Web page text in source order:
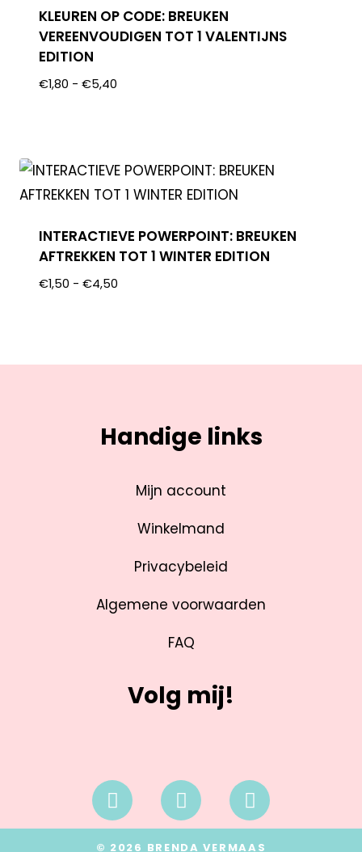
KLEUREN OP CODE: BREUKEN
VEREENVOUDIGEN TOT 1 VALENTIJNS
EDITION
€1,80 - €5,40
INTERACTIEVE POWERPOINT: BREUKEN
AFTREKKEN TOT 1 WINTER EDITION
€1,50 - €4,50
Handige links
Mijn account
Winkelmand
Privacybeleid
Algemene voorwaarden
FAQ
Volg mij!
© 2026 BRENDA VERMAAS